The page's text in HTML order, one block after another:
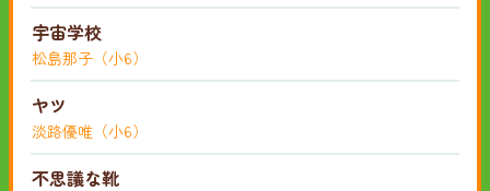
宇宙学校
松島那子（小6）
ヤツ
淡路優唯（小6）
不思議な靴